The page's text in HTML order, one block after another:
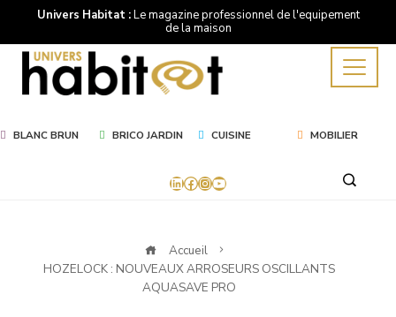
Univers Habitat :Le magazine professionnel de l'equipement
de la maison
BLANC BRUN BRICO JARDIN CUISINE MOBILIER
LinkedIn
Facebook
Instagram
YouTube
Accueil
HOZELOCK : NOUVEAUX ARROSEURS OSCILLANTS
AQUASAVE PRO